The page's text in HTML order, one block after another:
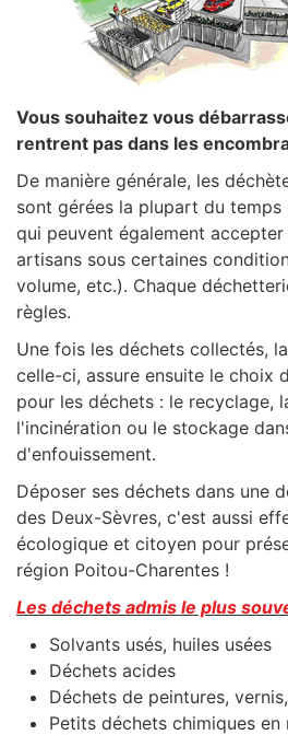
Vous souhaitez vous
rentrent pas dans les
De manière générale, les
sont gérées la plupart du
qui peuvent également
artisans sous certaines
volume, etc.). Chaque
règles.
Une fois les déchets collectés,
celle-ci, assure ensuite le choix
pour les déchets : le recyclage,
l'incinération ou le stockage
d'enfouissement.
Déposer ses déchets dans une
des Deux-Sèvres, c'est aussi
écologique et citoyen pour
région Poitou-Charentes !
Les déchets admis le plus
Solvants usés, huiles usées
Déchets acides
Déchets de peintures,
Petits déchets chimiques en